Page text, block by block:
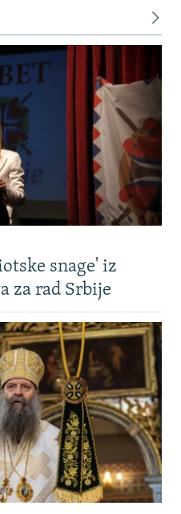
snage' iz
za rad Srbije